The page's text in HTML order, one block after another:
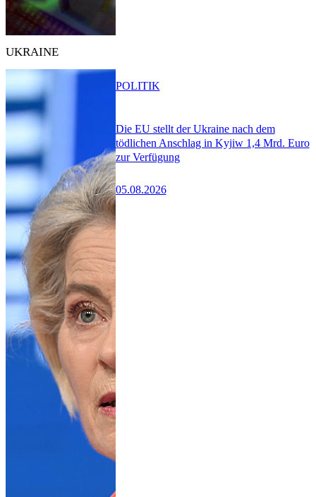
UKRAINE
Die EU stellt der Ukraine nach dem
tödlichen Anschlag in Kyjiw 1,4 Mrd. Euro
zur Verfügung
05.08.2026
POLITIK